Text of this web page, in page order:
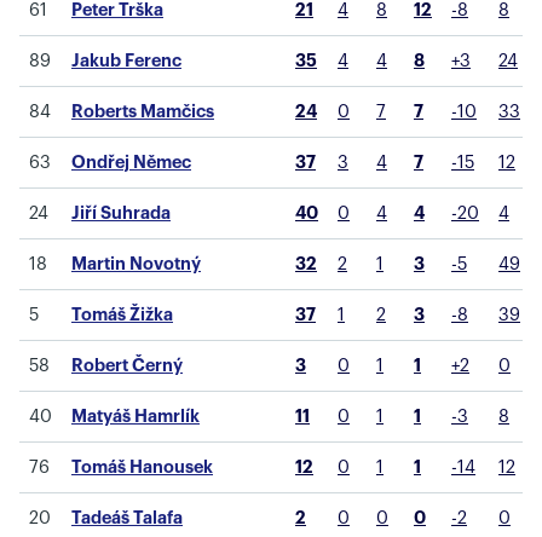
61 Peter Trška 21 4 8 12 -8 8
89 Jakub Ferenc 35 4 4 8 +3 24
84 Roberts Mamčics 24 0 7 7 -10 33
63 Ondřej Němec 37 3 4 7 -15 12
24 Jiří Suhrada 40 0 4 4 -20 4
18 Martin Novotný 32 2 1 3 -5 49
5 Tomáš Žižka 37 1 2 3 -8 39
58 Robert Černý 3 0 1 1 +2 0
40 Matyáš Hamrlík 11 0 1 1 -3 8
76 Tomáš Hanousek 12 0 1 1 -14 12
20 Tadeáš Talafa 2 0 0 0 -2 0